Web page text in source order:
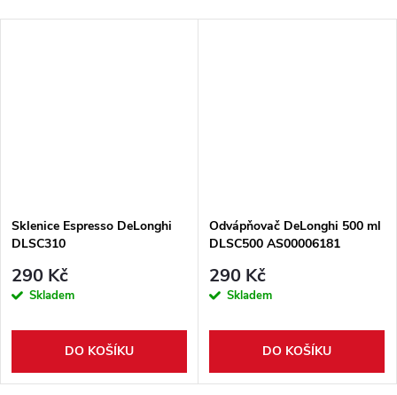
Sklenice Espresso DeLonghi
DLSC310
290 Kč
Skladem
DO KOŠÍKU
Odvápňovač DeLonghi 500 ml
DLSC500 AS00006181
290 Kč
Skladem
DO KOŠÍKU